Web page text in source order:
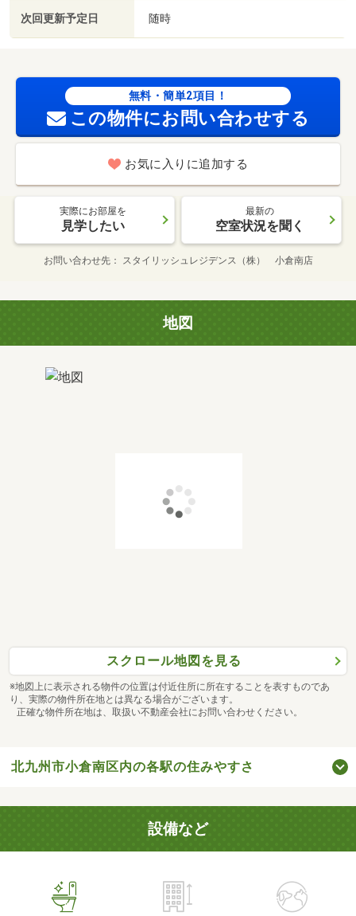
次回更新予定日 随時
無料・簡単2項目！
この物件にお問い合わせする
お気に入りに追加する
実際にお部屋を
見学したい
最新の
空室状況を聞く
お問い合わせ先 スタイリッシュレジデンス（株） 小倉南店
地図
スクロール地図を見る
※地図上に表示される物件の位置は付近住所に所在することを表すものであ
り、実際の物件所在地とは異なる場合がございます。
正確な物件所在地は、取扱い不動産会社にお問い合わせください。
北九州市小倉南区内の各駅の住みやすさ
設備など